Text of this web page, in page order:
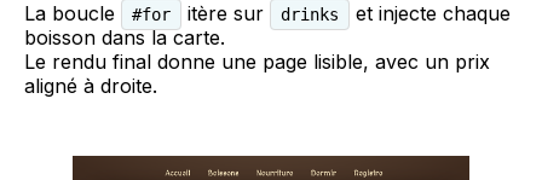
La boucle #for itère sur drinks
et injecte chaque
boisson dans la carte.
Le rendu final donne une page lisible, avec un prix
aligné à droite.